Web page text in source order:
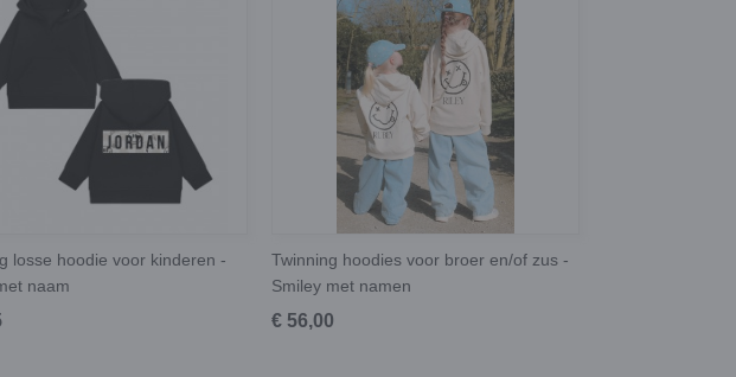
losse hoodie voor kinderen -
naam
Twinning hoodies voor broer en/of zus -
Smiley met namen
€ 56,00